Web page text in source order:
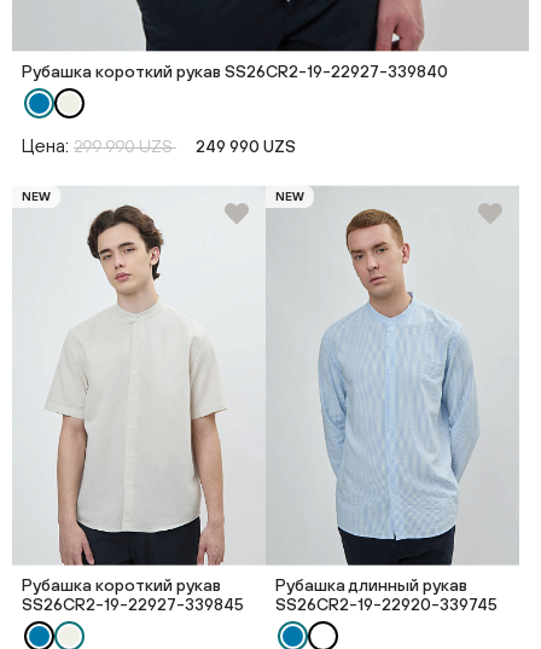
Рубашка короткий рукав SS26CR2-19-22927-339840
Цена: 299 990 UZS 249 990 UZS
NEW
Рубашка короткий рукав
SS26CR2-19-22927-339845
NEW
Рубашка длинный рукав
SS26CR2-19-22920-339745